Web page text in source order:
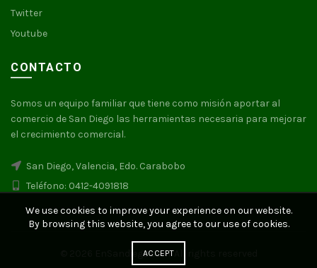
Twitter
Youtube
CONTACTO
Somos un equipo familiar que tiene como misión aportar al
comercio de San Diego las herramientas necesaria para mejorar
el crecimiento comercial.
San Diego, Valencia, Edo. Carabobo
Teléfono: 0412-4091818
EnSandiego.com. All rights reserved
We use cookies to improve your experience on our website.
By browsing this website, you agree to our use of cookies.
ACCEPT